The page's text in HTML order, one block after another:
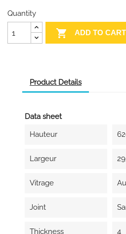
Quantity
 ADD TO CART
Product Details
Data sheet
Hauteur
Largeur
Vitrage
Joint
Thickness 4